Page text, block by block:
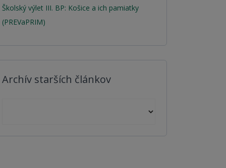
Školský výlet III. BP: Košice a ich pamiatky
(PREVaPRIM)
Archív starších článkov